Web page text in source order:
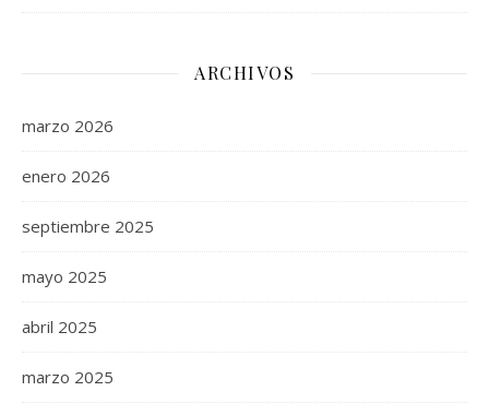
ARCHIVOS
marzo 2026
enero 2026
septiembre 2025
mayo 2025
abril 2025
marzo 2025